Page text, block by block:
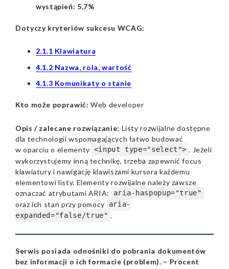
wystąpień: 5,7%
Dotyczy kryteriów sukcesu WCAG:
2.1.1 Klawiatura
4.1.2 Nazwa, rola, wartość
4.1.3 Komunikaty o stanie
Kto może poprawić:Web developer
Opis / zalecane rozwiązanie: Listy rozwijalne dostępne
dla technologii wspomagających łatwo budować
w oparciu o elementy <input type="select"> . Jeżeli
wykorzystujemy inną technikę, trzeba zapewnić focus
klawiatury i nawigację klawiszami kursora każdemu
elementowi listy. Elementy rozwijalne należy zawsze
oznaczać atrybutami ARIA:
aria-haspopup="true"
oraz ich stan przy pomocy
aria-
expanded="false/true" .
Serwis posiada odnośniki do pobrania dokumentów
bez informacji o ich formacie (problem). – Procent